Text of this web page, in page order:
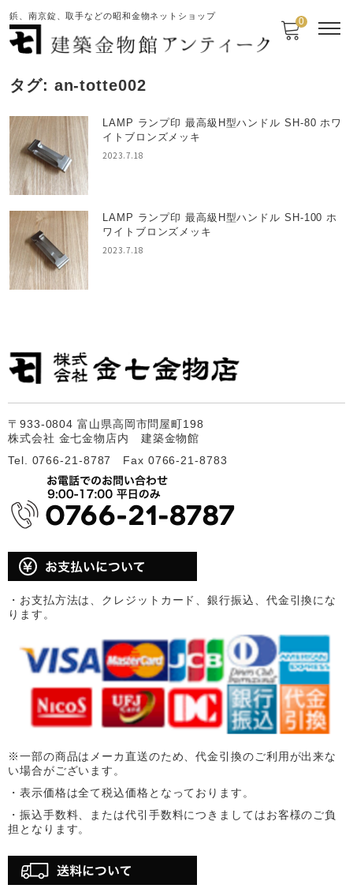
鋲、南京錠、取手などの昭和金物ネットショップ 0
タグ: an-totte002
LAMP ランプ印 最高級H型ハンドル SH-80 ホワ
イトブロンズメッキ
2023.7.18
LAMP ランプ印 最高級H型ハンドル SH-100 ホ
ワイトブロンズメッキ
2023.7.18
〒933-0804 富山県高岡市問屋町198
株式会社 金七金物店内 建築金物館
Tel. 0766-21-8787 Fax 0766-21-8783
・お支払方法は、クレジットカード、銀行振込、代金引換にな
ります。
※一部の商品はメーカ直送のため、代金引換のご利用が出来な
い場合がございます。
・表示価格は全て税込価格となっております。
・振込手数料、または代引手数料につきましてはお客様のご負
担となります。